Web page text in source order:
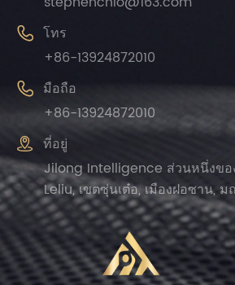
 โทร
+86-13924872010
 มือถือ
+86-13924872010
 ที่อยู่
Jilong Intelligence ส่วนหนึ่งขอ
Leliu, เขตซุ่นเต๋อ, เมืองฝอซาน,